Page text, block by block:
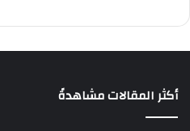
أكثر المقالات مشاهدةً